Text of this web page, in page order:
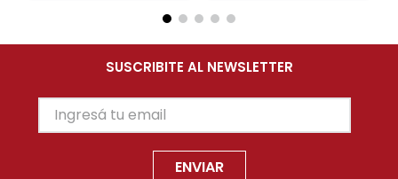
SUSCRIBITE AL NEWSLETTER
ENVIAR